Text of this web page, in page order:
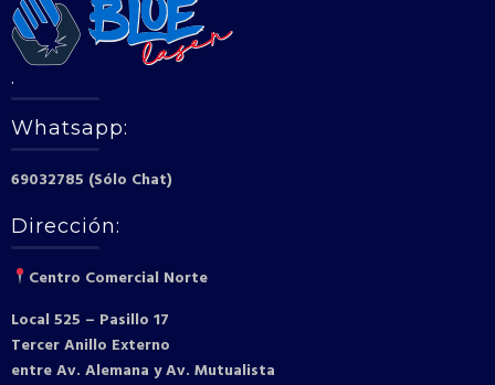
.
Whatsapp:
69032785 (Sólo Chat)
Dirección:
Centro Comercial Norte
Local 525 – Pasillo 17
Tercer Anillo Externo
entre Av. Alemana y Av. Mutualista